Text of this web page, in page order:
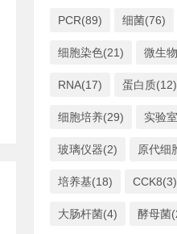
PCR(89) 细菌(76)
细胞染色(21) 微生
RNA(17) 蛋白质(12)
细胞培养(29) 实验
玻璃仪器(2) 原代细
培养基(18) CCK8(3)
大肠杆菌(4) 酵母菌